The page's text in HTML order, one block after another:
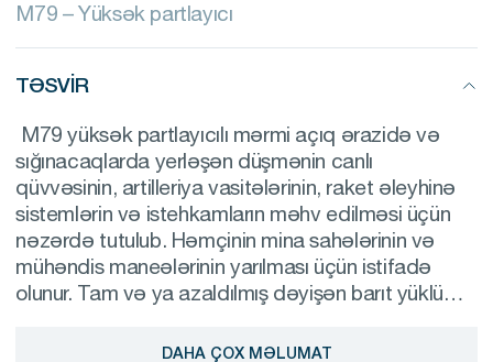
M79 – Yüksək partlayıcı
TƏSVIR
M79 yüksək partlayıcılı mərmi açıq ərazidə və
sığınacaqlarda yerləşən düşmənin canlı
qüvvəsinin, artilleriya vasitələrinin, raket əleyhinə
sistemlərin və istehkamların məhv edilməsi üçün
nəzərdə tutulub. Həmçinin mina sahələrinin və
mühəndis maneələrinin yarılması üçün istifadə
olunur. Tam və ya azaldılmış dəyişən barıt yüklü
ilə tətbiq üçün uyğundur.DAHA ÇOX MƏLUMAT